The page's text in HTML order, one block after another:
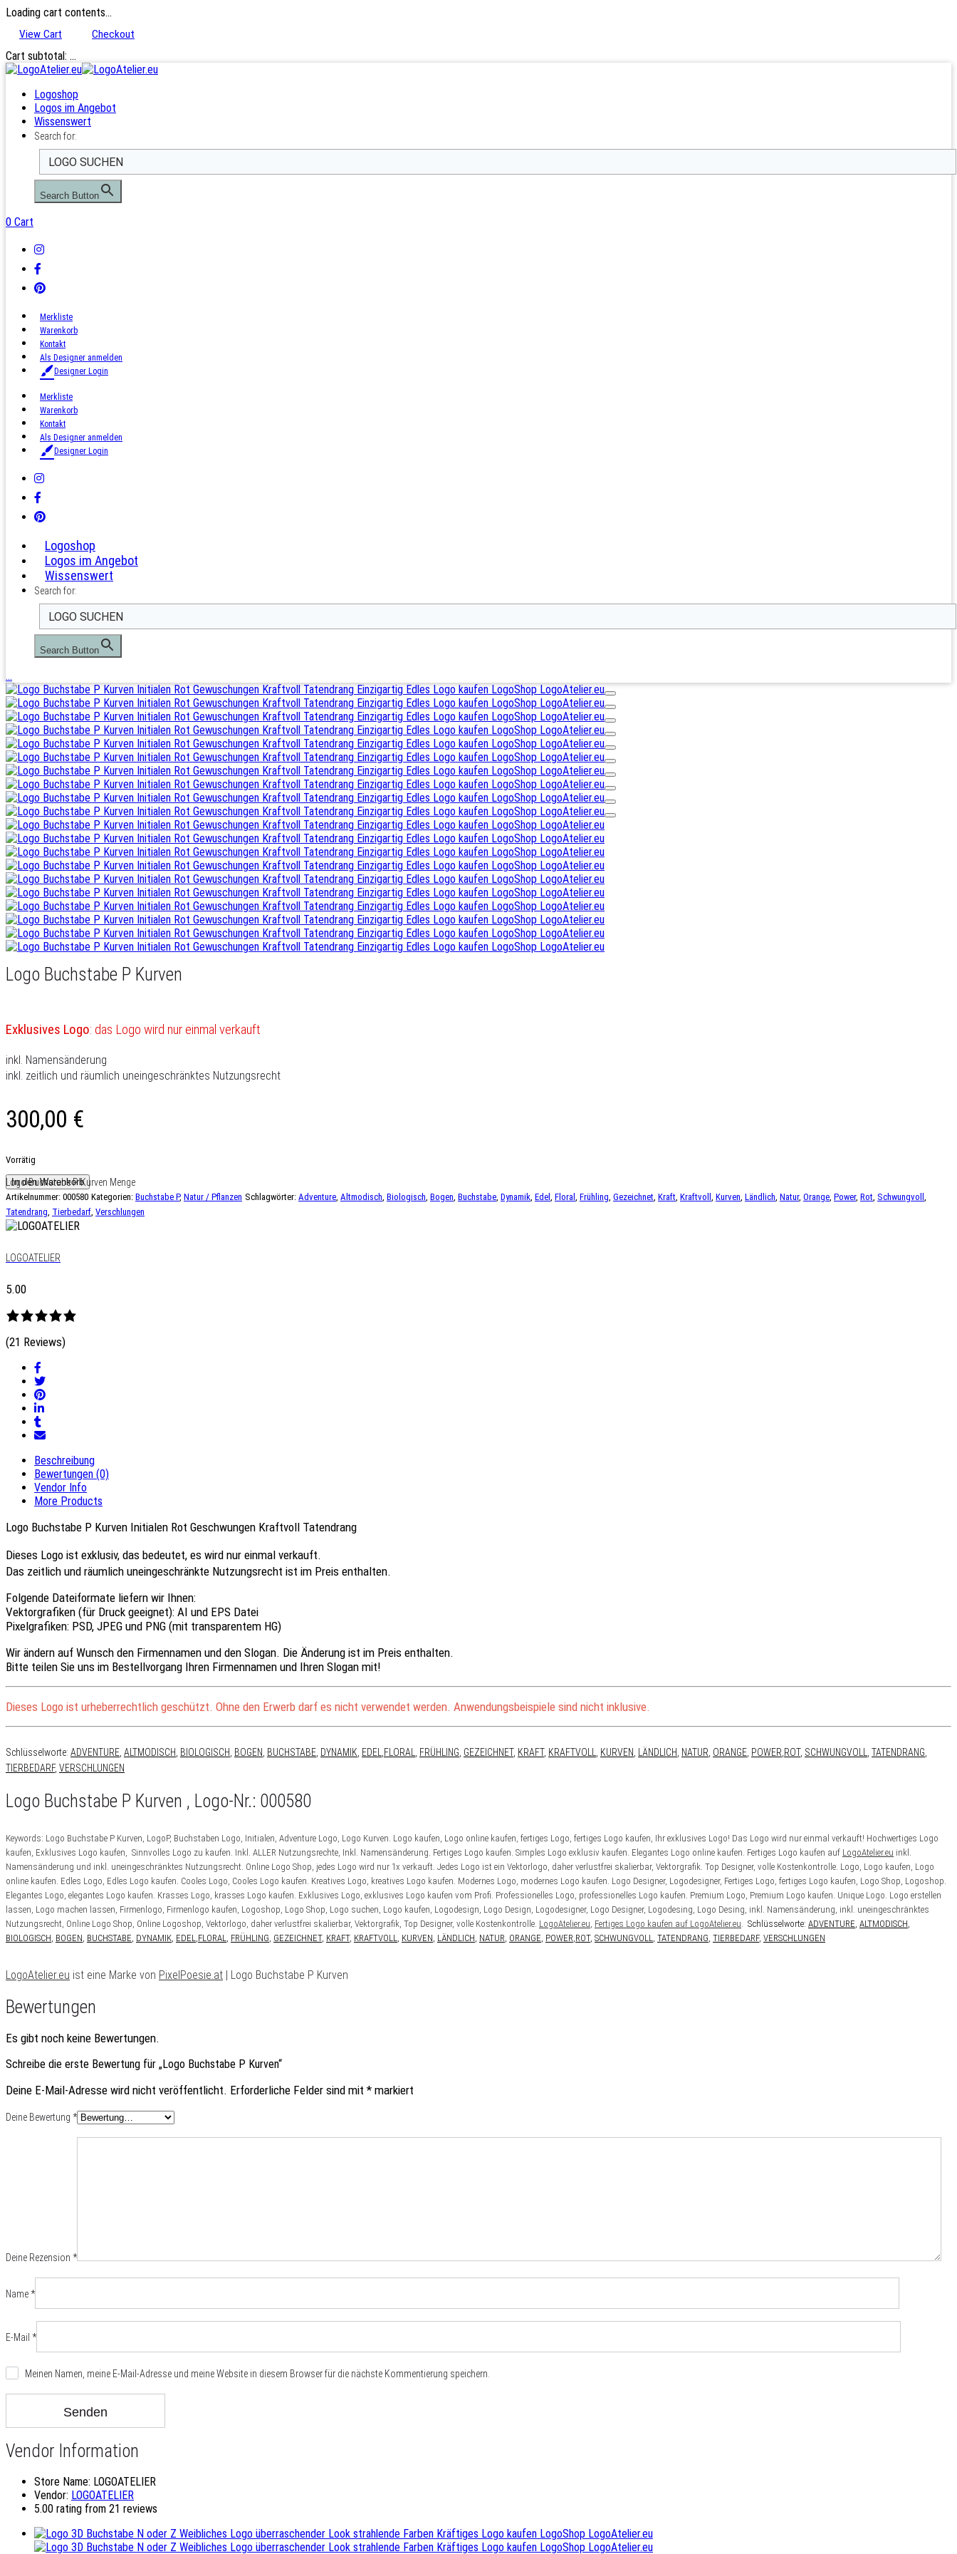
Loading cart contents...
View Cart Checkout
Cart subtotal: …
Logoshop
Logos im Angebot
Wissenswert
Search for:
Search Button
0 Cart
Merkliste
Warenkorb
Kontakt
Als Designer anmelden
Designer Login
Merkliste
Warenkorb
Kontakt
Als Designer anmelden
Designer Login
Logoshop
Logos im Angebot
Wissenswert
Search for:
Search Button
…
Logo Buchstabe P Kurven
Exklusives Logo: das Logo wird nur einmal verkauft
inkl. Namensänderung
inkl. zeitlich und räumlich uneingeschränktes Nutzungsrecht
300,00 €
Vorrätig
Logo Buchstabe P Kurven Menge
In den Warenkorb
Artikelnummer: 000580 Kategorien: Buchstabe P, Natur / Pflanzen Schlagwörter: Adventure, Altmodisch, Biologisch, Bogen, Buchstabe, Dynamik, Edel , Floral , Frühling, Gezeichnet, Kraft, Kraftvoll , Kurven, Ländlich, Natur, Orange, Power, Rot, Schwungvoll ,
Tatendrang, Tierbedarf, Verschlungen
LOGOATELIER
5.00
(21 Reviews)
Beschreibung
Bewertungen (0)
Vendor Info
More Products
Logo Buchstabe P Kurven Initialen Rot Geschwungen Kraftvoll Tatendrang
Dieses Logo ist exklusiv, das bedeutet, es wird nur einmal verkauft.
Das zeitlich und räumlich uneingeschränkte Nutzungsrecht ist im Preis enthalten.
Folgende Dateiformate liefern wir Ihnen:
Vektorgrafiken (für Druck geeignet): AI und EPS Datei
Pixelgrafiken: PSD, JPEG und PNG (mit transparentem HG)
Wir ändern auf Wunsch den Firmennamen und den Slogan. Die Änderung ist im Preis enthalten.
Bitte teilen Sie uns im Bestellvorgang Ihren Firmennamen und Ihren Slogan mit!
Dieses Logo ist urheberrechtlich geschützt. Ohne den Erwerb darf es nicht verwendet werden. Anwendungsbeispiele sind nicht inklusive.
Schlüsselworte: ADVENTURE ALTMODISCH BIOLOGISCH BOGEN BUCHSTABE DYNAMIK EDEL FLORAL FRÜHLING GEZEICHNET, KRAFT, KRAFTVOLL KURVEN LÄNDLICH NATUR ORANGE POWER ROT, SCHWUNGVOLL TATENDRANG
TIERBEDARF, VERSCHLUNGEN
Logo Buchstabe P Kurven , Logo-Nr.: 000580
Keywords: Logo Buchstabe P Kurven, LogoP, Buchstaben Logo, Initialen, Adventure Logo, Logo Kurven. Logo kaufen, Logo online kaufen, fertiges Logo, fertiges Logo kaufen, Ihr exklusives Logo! Das Logo wird nur einmal verkauft! Hochwertiges Logo
kaufen, Exklusives Logo kaufen, Sinnvolles Logo zu kaufen. Inkl. ALLER Nutzungsrechte, Inkl. Namensänderung. Fertiges Logo kaufen. Simples Logo exklusiv kaufen. Elegantes Logo online kaufen. Fertiges Logo kaufen auf LogoAtelier.eu inkl.
Namensänderung und inkl. uneingeschränktes Nutzungsrecht. Online Logo Shop, jedes Logo wird nur 1x verkauft. Jedes Logo ist ein Vektorlogo, daher verlustfrei skalierbar, Vektorgrafik. Top Designer, volle Kostenkontrolle. Logo, Logo kaufen, Logo
online kaufen. Edles Logo, Edles Logo kaufen. Cooles Logo, Cooles Logo kaufen. Kreatives Logo, kreatives Logo kaufen. Modernes Logo, modernes Logo kaufen. Logo Designer, Logodesigner, Fertiges Logo, fertiges Logo kaufen, Logo Shop, Logoshop.
Elegantes Logo, elegantes Logo kaufen. Krasses Logo, krasses Logo kaufen. Exklusives Logo, exklusives Logo kaufen vom Profi. Professionelles Logo, professionelles Logo kaufen. Premium Logo, Premium Logo kaufen. Unique Logo. Logo erstellen
lassen, Logo machen lassen, Firmenlogo, Firmenlogo kaufen, Logoshop, Logo Shop, Logo suchen, Logo kaufen, Logodesign, Logo Design, Logodesigner, Logo Designer, Logodesing, Logo Desing, inkl. Namensänderung, inkl. uneingeschränktes
Nutzungsrecht, Online Logo Shop, Online Logoshop, Vektorlogo, daher verlustfrei skalierbar, Vektorgrafik, Top Designer, volle Kostenkontrolle. LogoAtelier.eu, Fertiges Logo kaufen auf LogoAtelier.eu. Schlüsselworte: ADVENTURE, ALTMODISCH,
BIOLOGISCH, BOGEN, BUCHSTABE, DYNAMIK, EDEL,FLORAL, FRÜHLING, GEZEICHNET, KRAFT, KRAFTVOLL, KURVEN, LÄNDLICH, NATUR, ORANGE, POWER,ROT, SCHWUNGVOLL, TATENDRANG, TIERBEDARF, VERSCHLUNGEN
LogoAtelier.eu ist eine Marke von PixelPoesie.at | Logo Buchstabe P Kurven
Bewertungen
Es gibt noch keine Bewertungen.
Schreibe die erste Bewertung für „Logo Buchstabe P Kurven“
Deine E-Mail-Adresse wird nicht veröffentlicht. Erforderliche Felder sind mit * markiert
Deine Bewertung *
Deine Rezension *
Name*
E-Mail *
Meinen Namen, meine E-Mail-Adresse und meine Website in diesem Browser für die nächste Kommentierung speichern.
Vendor Information
Store Name: LOGOATELIER
Vendor: LOGOATELIER
5.00 rating from 21 reviews